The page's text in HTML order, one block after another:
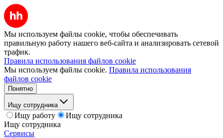
Мы используем файлы cookie, чтобы обеспечивать
правильную работу нашего веб-сайта и анализировать сетевой
трафик.
Правила использования файлов cookie
Мы используем файлы cookie. Правила использования
файлов cookie
Понятно
Ищу сотрудника
Ищу работу
Ищу сотрудника
Ищу сотрудника
Сервисы